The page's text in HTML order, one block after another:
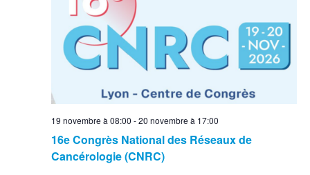
16e Congrès National des Réseaux de
Cancérologie (CNRC)
19 novembre à 08:00 -20 novembre à 17:00